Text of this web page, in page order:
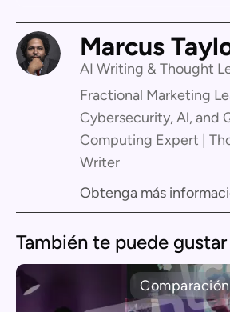
Marcus
AI Writing & Thought
Fractional Marketing
Cybersecurity, Al, and
Computing Expert |
Writer
Obtenga más
También te puede gustar